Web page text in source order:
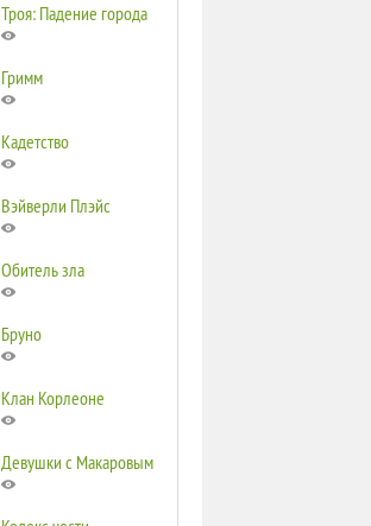
Троя: Падение города
Гримм
Кадетство
Вэйверли Плэйс
Обитель зла
Бруно
Клан Корлеоне
Девушки с Макаровым